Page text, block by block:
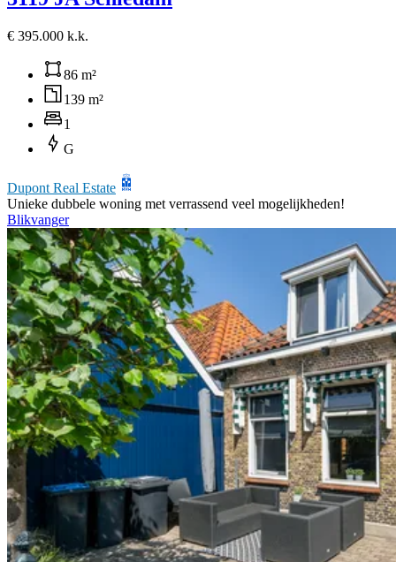
€ 395.000 k.k.
86 m²
139 m²
1
G
Dupont Real Estate
Unieke dubbele woning met verrassend veel mogelijkheden!
Blikvanger